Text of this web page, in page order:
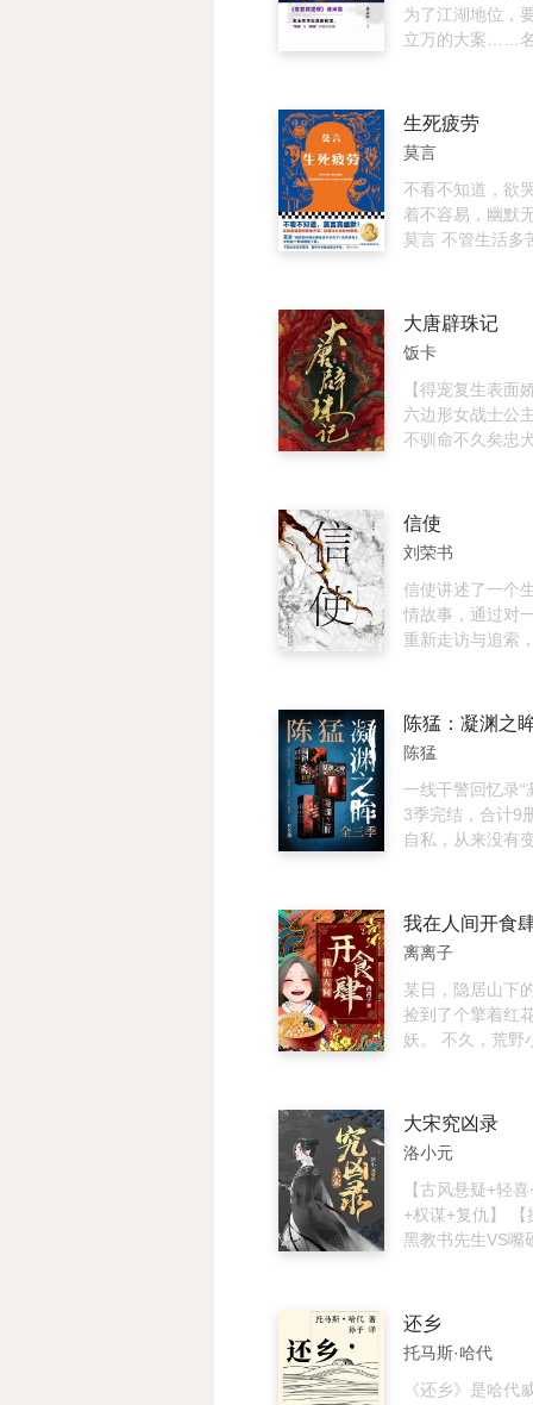
言之下的挣扎、
扯，以压抑细腻
腾直扑太阳系，
死的地球人面对
了神秘莫测的“面
壁计划”与人类的
哪一样才是人类
暗森林”意味着什
明在波谲云诡的
首次看到了宇宙
旦夕，可这些不
上一段微不足道
的星际战争没人
能见到。战争的
太阳系中，最后
真相的，只有两
恼，如同所有情
年。爱恋至深时
的产生。然而，
爱情最终落入平
爱情的终点产生
追求的是永恒之
存在不朽的爱恋
人”能找到，爱
努力才能达到。
的爱恋，最终如
冰封起来，留存
中。
为了江湖地位，
立万的大案……
人的交锋……公
队指挥，开始
一场啼笑皆非的
织在了一起，在
下社会里，展开
看“运气神探”如
易，还你一个清
生死疲劳
莫言
不看不知道，欲
着不容易，幽
莫言 不管生活多
词，了解本书创
清晰呈现主要人
原创插画，还原
景！ …… 五十年
历六次转世， 一
人。 在这六世里
脸一家三代经历
劳， 他们爱就爱
恨到底，犟就犟
到底， 有极致的
乐，更有不灭的
大唐辟珠记
饭卡
【得宠复生表面
六边形女战士公
不驯命不久矣忠
因疾薨逝，春秋
七。 一个小贼
地宫，却发现公
埋，一张狰狞的
她的脸上 宫闱暗
堂波谲云诡，江
以西天取经的阵
东方投奔兄长 最
捉襟见肘，衣食
餐，每到一地总
大案就变嫌疑
信使
刘荣书
信使讲述了一个
情故事，通过对
重新走访与追索
她伤心欲绝的
县，她的父母都
桩大案之中——
同过去的生活达
曹河运，虽然通
获得了晋升，却
要将真凶缉拿归
案情都指向了当
儿——“黑暗信使
出现了反转，此“
是“光明信使”……
陈猛
一线干警回忆录“
3季完结，合计9
自私，从来没有
是一本罪案集结
忆辑录。 在这
我，有我的师父
的兄弟，他们和
无二又平凡无奇
方遒，意气风发
父曾对我说过：
望者，也是深渊
们的眼眸里藏着
我将这些回忆写
为“凝渊之眸”
我在人间开食
离离子
某日，隐居山下
捡到了个擎着红
妖。 不久，荒野
味汤…… 他们每
仙蹭吃蹭喝的奇
吃蹭喝的丰隆云
黍吃哭了的巨蟒
的封使君，背着
来。 一箪食，一
人间至味。
大宋究凶录
洛小元
【古风悬疑+轻
+权谋+复仇】 【
黑教书先生VS嘴
心在小地方做个
直到自幼一同长
鸣，因押运粮饷
斩。 伴随他死
还乡
托马斯·哈代
《还乡》是哈代